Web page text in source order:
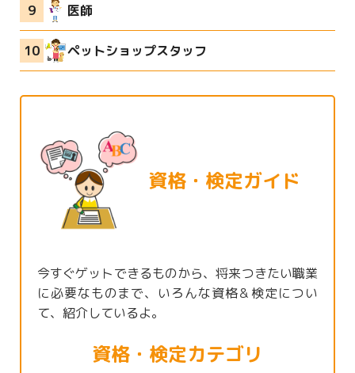
医師
ペットショップスタッフ
資格・検定ガイド
今すぐゲットできるものから、将来つきたい職業
に必要なものまで、いろんな資格＆検定につい
て、紹介しているよ。
資格・検定カテゴリ